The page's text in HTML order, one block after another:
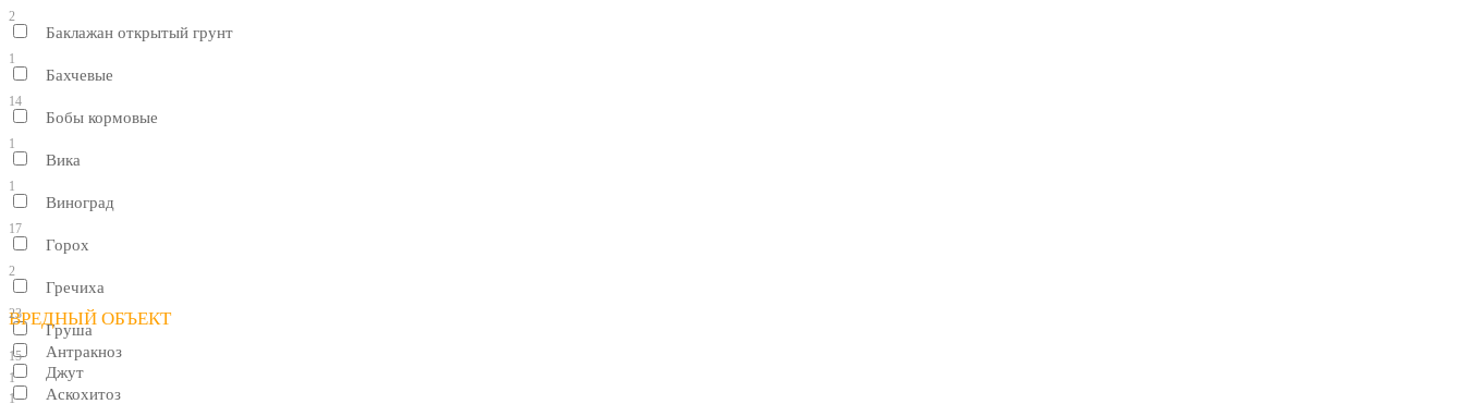
2
Баклажан открытый грунт
1
Бахчевые
14
Бобы кормовые
1
Вика
1
Виноград
17
Горох
2
Гречиха
23
Груша
15
Джут
1
ВРЕДНЫЙ ОБЪЕКТ
Антракноз
1
Аскохитоз